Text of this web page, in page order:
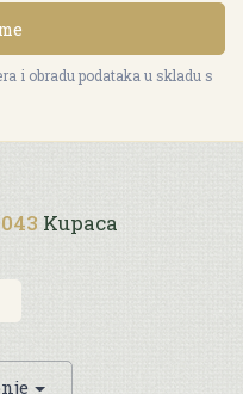
i obradu podataka u skladu s
Kupaca